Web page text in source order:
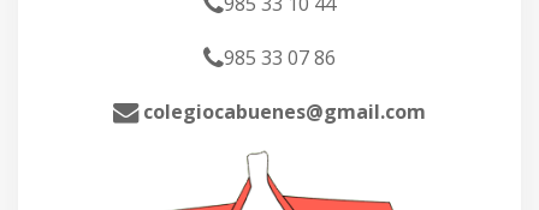
985 33 07 86
colegiocabuenes@gmail.com